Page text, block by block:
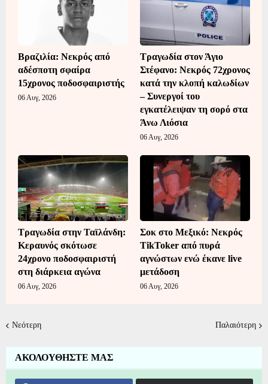
Βραζιλία: Νεκρός από
αδέσποτη σφαίρα
15χρονος ποδοσφαιριστής
06 Αυγ, 2026
Τραγωδία στον Άγιο
Στέφανο: Νεκρός 72χρονος
κατά την κλοπή καλωδίων
– Συνεργοί του
εγκατέλειψαν τη σορό στα
Άνω Λιόσια
06 Αυγ, 2026
Τραγωδία στην Ταϊλάνδη:
Κεραυνός σκότωσε
24χρονο ποδοσφαιριστή
στη διάρκεια αγώνα
06 Αυγ, 2026
Σοκ στο Μεξικό: Νεκρός
TikToker από πυρά
αγνώστων ενώ έκανε live
μετάδοση
06 Αυγ, 2026
Νεότερη Παλαιότερη
ΑΚΟΛΟΥΘΗΣΤΕ ΜΑΣ